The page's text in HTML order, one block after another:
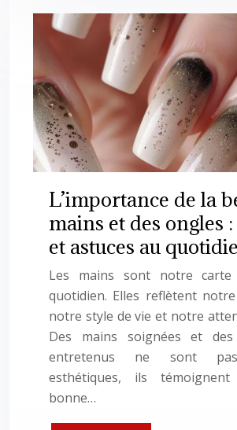
L’importance de la
mains et des ongles
et astuces au
Les mains sont notre
quotidien. Elles reflètent
notre style de vie et notre
Des mains soignées et
entretenus ne sont pas
esthétiques, ils témoignent
bonne…